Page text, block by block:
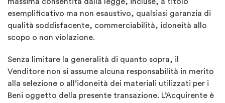
esemplificativo ma non esaustivo, qualsiasi garanzia di
qualità soddisfacente, commerciabilità, idoneità allo
scopo o non violazione.
Senza limitare la generalità di quanto sopra, il
Venditore non si assume alcuna responsabilità in merito
alla selezione o all’idoneità dei materiali utilizzati per i
Beni oggetto della presente transazione. L’Acquirente è